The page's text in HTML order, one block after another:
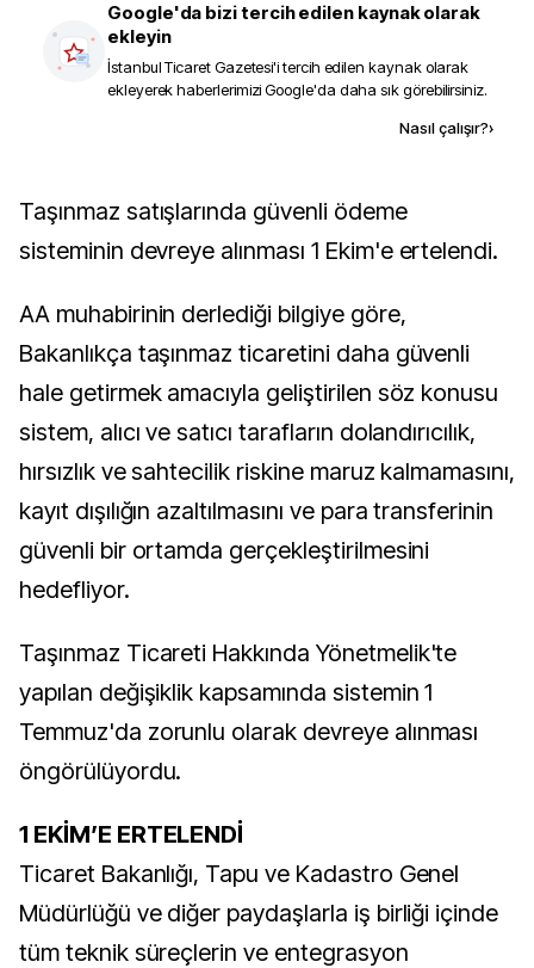
Google'da bizi tercih edilen kaynak olarak
ekleyin
İstanbul Ticaret Gazetesi'i tercih edilen kaynak olarak
ekleyerek haberlerimizi Google'da daha sık görebilirsiniz.
Nasıl çalışır?›
Taşınmaz satışlarında güvenli ödeme
sisteminin devreye alınması 1 Ekim'e ertelendi.
AA muhabirinin derlediği bilgiye göre,
Bakanlıkça taşınmaz ticaretini daha güvenli
hale getirmek amacıyla geliştirilen söz konusu
sistem, alıcı ve satıcı tarafların dolandırıcılık,
hırsızlık ve sahtecilik riskine maruz kalmamasını,
kayıt dışılığın azaltılmasını ve para transferinin
güvenli bir ortamda gerçekleştirilmesini
hedefliyor.
Taşınmaz Ticareti Hakkında Yönetmelik'te
yapılan değişiklik kapsamında sistemin 1
Temmuz'da zorunlu olarak devreye alınması
öngörülüyordu.
1 EKİM’E ERTELENDİ
Ticaret Bakanlığı, Tapu ve Kadastro Genel
Müdürlüğü ve diğer paydaşlarla iş birliği içinde
tüm teknik süreçlerin ve entegrasyon